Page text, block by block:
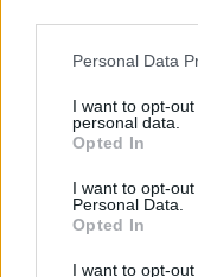
Personal Data
I want to opt-
personal data.
Opted In
I want to opt-
Personal Data.
Opted In
I want to opt-
Θα δούμε το
ΠΈΤΡΟΣ